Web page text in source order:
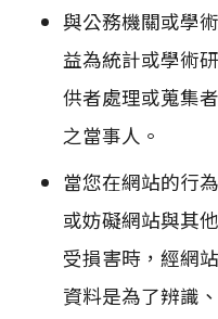
與公務機關或學
益為統計或學術
供者處理或蒐集
之當事人。
當您在網站的行
或妨礙網站與其
受損害時，經網
資料是為了辨識